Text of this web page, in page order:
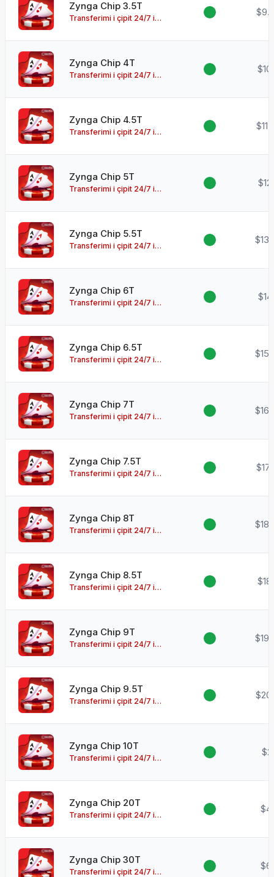
Zynga Chip 3.5T
Transferimi i çipit 24/7 i
Zynga Chip 4T
Transferimi i çipit 24/7 i
Zynga Chip 4.5T
Transferimi i çipit 24/7 i
Zynga Chip 5T
Transferimi i çipit 24/7 i
Zynga Chip 5.5T
Transferimi i çipit 24/7 i
Zynga Chip 6T
Transferimi i çipit 24/7 i
Zynga Chip 6.5T
Transferimi i çipit 24/7 i
Zynga Chip 7T
Transferimi i çipit 24/7 i
Zynga Chip 7.5T
Transferimi i çipit 24/7 i
Zynga Chip 8T
Transferimi i çipit 24/7 i
Zynga Chip 8.5T
Transferimi i çipit 24/7 i
Zynga Chip 9T
Transferimi i çipit 24/7 i
Zynga Chip 9.5T
Transferimi i çipit 24/7 i
Zynga Chip 10T
Transferimi i çipit 24/7 i
Zynga Chip 20T
Transferimi i çipit 24/7 i
Zynga Chip 30T
Transferimi i çipit 24/7 i